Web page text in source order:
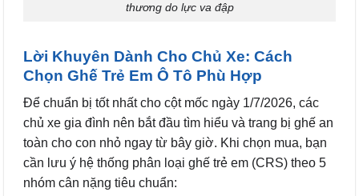
thương do lực va đập
Lời Khuyên Dành Cho Chủ Xe: Cách
Chọn Ghế Trẻ Em Ô Tô Phù Hợp
Để chuẩn bị tốt nhất cho cột mốc ngày 1/7/2026, các
chủ xe gia đình nên bắt đầu tìm hiểu và trang bị ghế an
toàn cho con nhỏ ngay từ bây giờ. Khi chọn mua, bạn
cần lưu ý hệ thống phân loại ghế trẻ em (CRS) theo 5
nhóm cân nặng tiêu chuẩn: